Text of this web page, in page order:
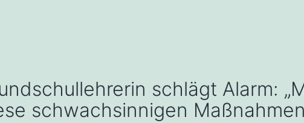
schlägt Alarm:
schwachsinnigen